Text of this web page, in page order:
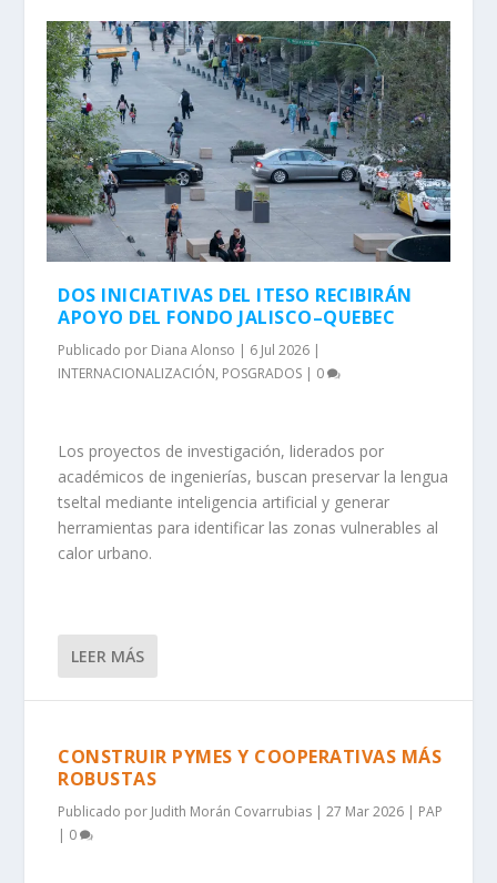
DOS INICIATIVAS DEL ITESO RECIBIRÁN
APOYO DEL FONDO JALISCO–QUEBEC
Publicado por Diana Alonso 6 Jul 2026
INTERNACIONALIZACIÓN, POSGRADOS 0
Los proyectos de investigación, liderados por
académicos de ingenierías, buscan preservar la lengua
tseltal mediante inteligencia artificial y generar
herramientas para identificar las zonas vulnerables al
calor urbano.
LEER MÁS
CONSTRUIR PYMES Y COOPERATIVAS MÁS
ROBUSTAS
Publicado por Judith Morán Covarrubias |27 Mar 2026 | PAP
| 0